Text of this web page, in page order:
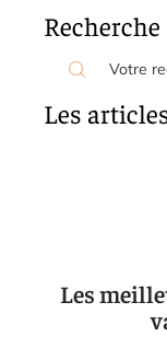
Recherche
Les
Les